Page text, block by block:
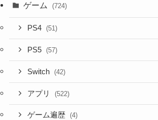
ゲーム (724)
PS4 (51)
PS5 (57)
Switch (42)
アプリ (522)
ゲーム遍歴 (4)